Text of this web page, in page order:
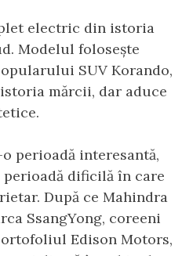
electric din istoria
Modelul folosește
SUV Korando,
mărcii, dar aduce
perioadă interesantă,
dificilă în care
După ce Mahindra
SsangYong, coreeni
Edison Motors,